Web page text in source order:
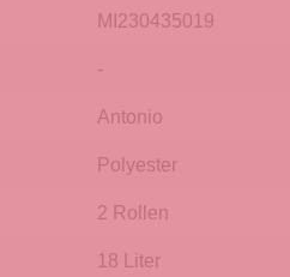
MI230435019
-
Antonio
Polyester
2 Rollen
18 Liter